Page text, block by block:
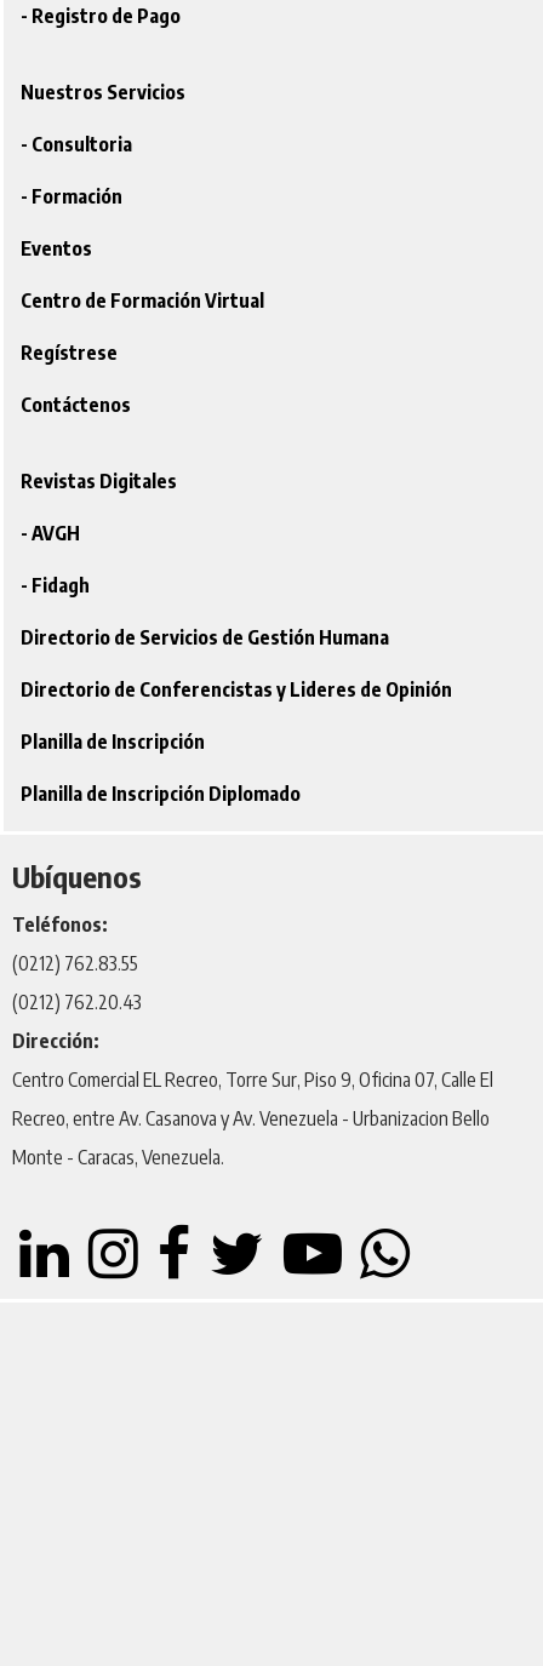
- Registro de Pago
Nuestros Servicios
- Consultoria
- Formación
Eventos
Centro de Formación Virtual
Regístrese
Contáctenos
Revistas Digitales
- AVGH
- Fidagh
Directorio de Servicios de Gestión Humana
Directorio de Conferencistas y Lideres de Opinión
Planilla de Inscripción
Planilla de Inscripción Diplomado
Ubíquenos
Teléfonos:
(0212) 762.83.55
(0212) 762.20.43
Dirección:
Centro Comercial EL Recreo, Torre Sur, Piso 9, Oficina 07, Calle El
Recreo, entre Av. Casanova y Av. Venezuela - Urbanizacion Bello
Monte - Caracas, Venezuela.